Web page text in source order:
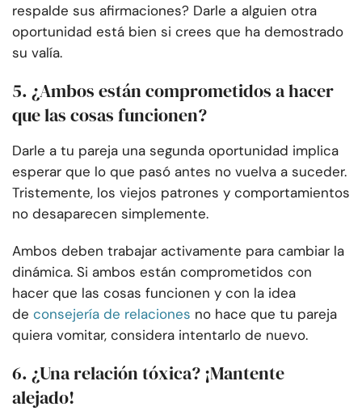
respalde sus afirmaciones? Darle a alguien otra
oportunidad está bien si crees que ha demostrado
su valía.
5. ¿Ambos están comprometidos a hacer
que las cosas funcionen?
Darle a tu pareja una segunda oportunidad implica
esperar que lo que pasó antes no vuelva a suceder.
Tristemente, los viejos patrones y comportamientos
no desaparecen simplemente.
Ambos deben trabajar activamente para cambiar la
dinámica. Si ambos están comprometidos con
hacer que las cosas funcionen y con la idea
de consejería de relaciones no hace que tu pareja
quiera vomitar, considera intentarlo de nuevo.
6. ¿Una relación tóxica? ¡Mantente
alejado!